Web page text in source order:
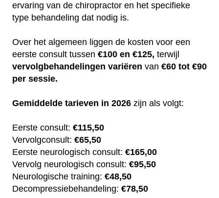
ervaring van de chiropractor en het specifieke
type behandeling dat nodig is.
Over het algemeen liggen de kosten voor een
eerste consult tussen €100 en €125, terwijl
vervolgbehandelingen variëren van €60 tot €90
per sessie.
Gemiddelde tarieven in 2026 zijn als volgt:
Eerste consult: €115,50
Vervolgconsult: €65,50
Eerste neurologisch consult: €165,00
Vervolg neurologisch consult: €95,50
Neurologische training: €48,50
Decompressiebehandeling: €78,50